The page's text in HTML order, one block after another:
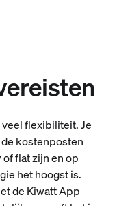
flexibiliteit. Je
kostenposten
flat zijn en op
het hoogst is.
de Kiwatt App